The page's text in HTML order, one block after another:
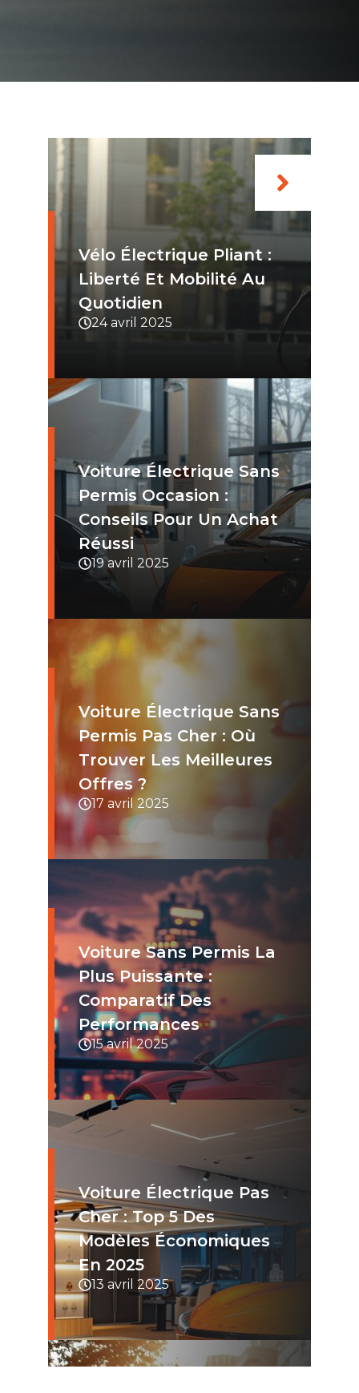
Vélo Électrique Pliant :
Liberté Et Mobilité Au
Quotidien
24 avril 2025
Voiture Électrique Sans
Permis Occasion :
Conseils Pour Un Achat
Réussi​
19 avril 2025
Voiture Électrique Sans
Permis Pas Cher : Où
Trouver Les Meilleures
Offres ?​
17 avril 2025
Voiture Sans Permis La
Plus Puissante :
Comparatif Des
Performances​
15 avril 2025
Voiture Électrique Pas
Cher : Top 5 Des
Modèles Économiques
En 2025​
13 avril 2025